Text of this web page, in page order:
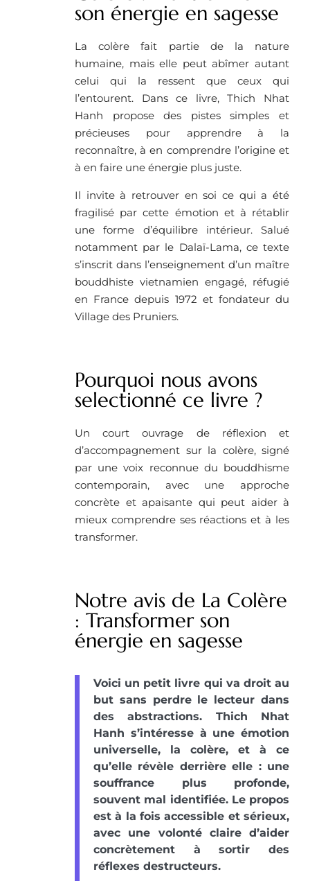
son énergie en sagesse
La colère fait partie de la nature
humaine, mais elle peut abîmer autant
celui qui la ressent que ceux qui
l’entourent. Dans ce livre, Thich Nhat
Hanh propose des pistes simples et
précieuses pour apprendre à la
reconnaître, à en comprendre l’origine et
à en faire une énergie plus juste.
Il invite à retrouver en soi ce qui a été
fragilisé par cette émotion et à rétablir
une forme d’équilibre intérieur. Salué
notamment par le Dalaï-Lama, ce texte
s’inscrit dans l’enseignement d’un maître
bouddhiste vietnamien engagé, réfugié
en France depuis 1972 et fondateur du
Village des Pruniers.
Pourquoi nous avons
selectionné ce livre ? ​
Un court ouvrage de réflexion et
d’accompagnement sur la colère, signé
par une voix reconnue du bouddhisme
contemporain, avec une approche
concrète et apaisante qui peut aider à
mieux comprendre ses réactions et à les
transformer.
Notre avis de La Colère
: Transformer son
énergie en sagesse
Voici un petit livre qui va droit au
but sans perdre le lecteur dans
des abstractions. Thich Nhat
Hanh s’intéresse à une émotion
universelle, la colère, et à ce
qu’elle révèle derrière elle : une
souffrance plus profonde,
souvent mal identifiée. Le propos
est à la fois accessible et sérieux,
avec une volonté claire d’aider
concrètement à sortir des
réflexes destructeurs.